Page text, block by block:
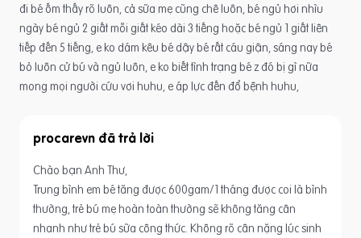
đi bé ốm thấy rõ luôn, cả sữa mẹ cũng chê luôn, bé ngủ hơi nhìu
ngày bé ngủ 2 giất mỗi giất kéo dài 3 tiếng hoặc bé ngủ 1 giất liên
tiếp đến 5 tiếng, e ko dám kêu bé dậy bé rất cáu giận, sáng nay bé
bỏ luôn cử bú và ngủ luôn, e ko biết tình trạng bé z đó bị gì nữa
mong mọi người cứu vơi huhu, e áp lực đến đổ bệnh huhu,
procarevn
Chào bạn Anh Thư,
Trung bình em bé tăng được 600gam/1 tháng được coi là bình
thường, trẻ bú mẹ hoàn toàn thường sẽ không tăng cân
nhanh như trẻ bú sữa công thức. Không rõ cân nặng lúc sinh